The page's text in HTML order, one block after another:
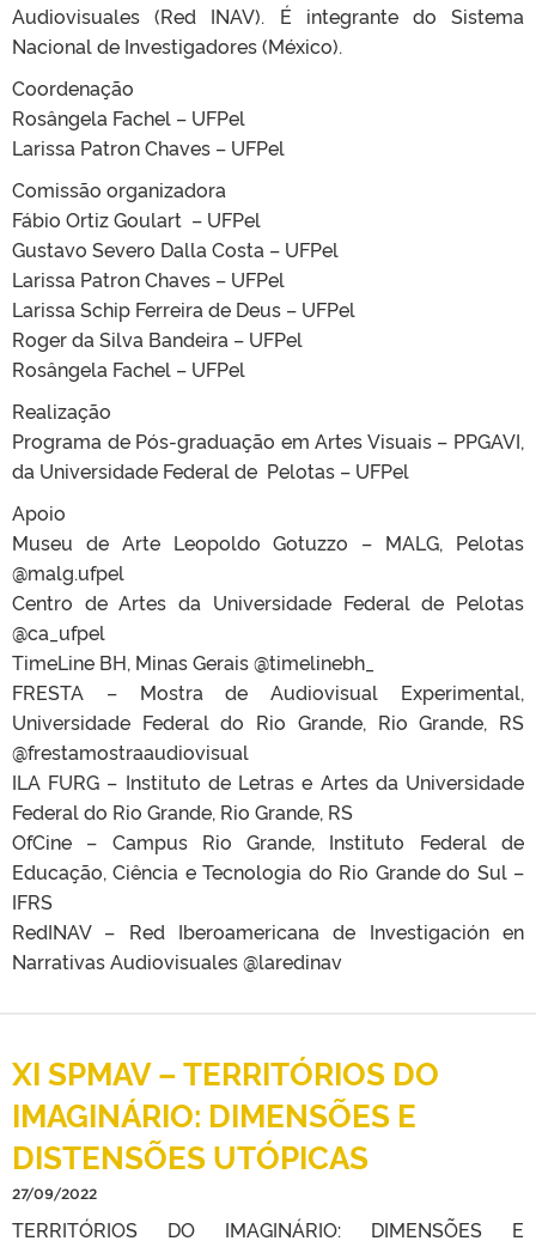
Audiovisuales (Red INAV). É integrante do Sistema
Nacional de Investigadores (México).
Coordenação
Rosângela Fachel – UFPel
Larissa Patron Chaves – UFPel
Comissão organizadora
Fábio Ortiz Goulart – UFPel
Gustavo Severo Dalla Costa – UFPel
Larissa Patron Chaves – UFPel
Larissa Schip Ferreira de Deus – UFPel
Roger da Silva Bandeira – UFPel
Rosângela Fachel – UFPel
Realização
Programa de Pós-graduação em Artes Visuais – PPGAVI,
da Universidade Federal de Pelotas – UFPel
Apoio
Museu de Arte Leopoldo Gotuzzo – MALG, Pelotas
@malg.ufpel
Centro de Artes da Universidade Federal de Pelotas
@ca_ufpel
TimeLine BH, Minas Gerais @timelinebh_
FRESTA – Mostra de Audiovisual Experimental,
Universidade Federal do Rio Grande, Rio Grande, RS
@frestamostraaudiovisual
ILA FURG – Instituto de Letras e Artes da Universidade
Federal do Rio Grande, Rio Grande, RS
OfCine – Campus Rio Grande, Instituto Federal de
Educação, Ciência e Tecnologia do Rio Grande do Sul –
IFRS
RedINAV – Red Iberoamericana de Investigación en
Narrativas Audiovisuales @laredinav
XI SPMAV – TERRITÓRIOS DO
IMAGINÁRIO: DIMENSÕES E
DISTENSÕES UTÓPICAS
27/09/2022
TERRITÓRIOS DO IMAGINÁRIO: DIMENSÕES E